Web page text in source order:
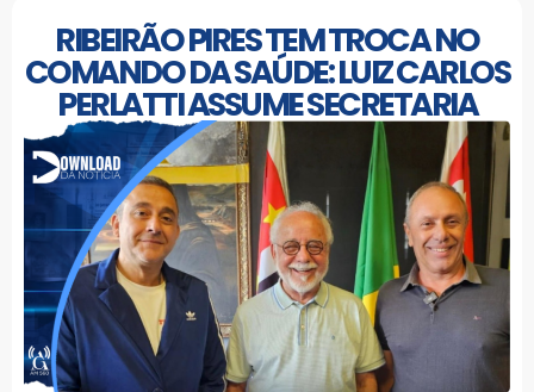
RIBEIRÃO PIRES TEM TROCA NO
COMANDO DA SAÚDE: LUIZ CARLOS
PERLATTI ASSUME SECRETARIA